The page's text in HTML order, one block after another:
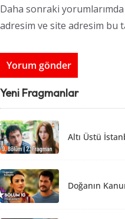
Daha sonraki yorumlarımda
adresim ve site adresim bu
Yeni Fragmanlar
Altı Üstü
Doğanın